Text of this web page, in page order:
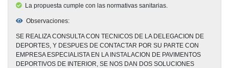
La propuesta cumple con las normativas sanitarias.
Observaciones:
SE REALIZA CONSULTA CON TECNICOS DE LA DELEGACION DE
DEPORTES, Y DESPUES DE CONTACTAR POR SU PARTE CON
EMPRESA ESPECIALISTA EN LA INSTALACION DE PAVIMENTOS
DEPORTIVOS DE INTERIOR, SE NOS DAN DOS SOLUCIONES